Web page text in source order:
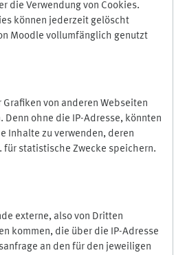
die Verwendung von Cookies.
können jederzeit gelöscht
Moodle vollumfänglich genutzt
von anderen Webseiten
ohne die IP-Adresse, könnten
Inhalte zu verwenden, deren
für statistische Zwecke speichern.
externe, also von Dritten
kommen, die über die IP-Adresse
an den für den jeweiligen